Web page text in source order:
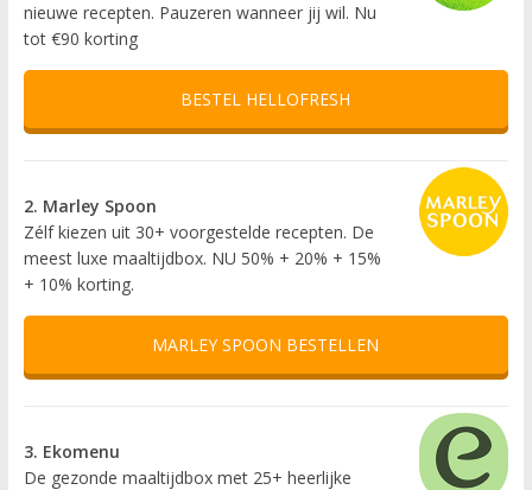
nieuwe recepten. Pauzeren wanneer jij wil. Nu
tot €90 korting
BESTEL HELLOFRESH
2. Marley Spoon
Zélf kiezen uit 30+ voorgestelde recepten. De
meest luxe maaltijdbox. NU 50% + 20% + 15%
+ 10% korting.
MARLEY SPOON BESTELLEN
3. Ekomenu
De gezonde maaltijdbox met 25+ heerlijke